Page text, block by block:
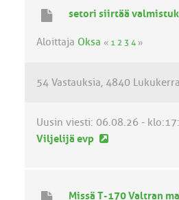
v
s
i
setori siirtää
Aloittaja Oksa « 1 2 3 4»
54 Vastauksia 4840
Uusin viesti: 06.08.26 -
Viljelijä evp
U
Missä T-170 Valtran